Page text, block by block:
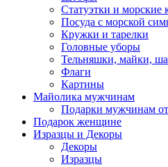
Статуэтки и морские
Посуда с морской
Кружки и тарелки
Головные уборы
Тельняшки, майки,
Флаги
Картины
Майолика мужчинам
Подарки мужчинам
Подарок женщине
Изразцы и Декоры
Декоры
Изразцы